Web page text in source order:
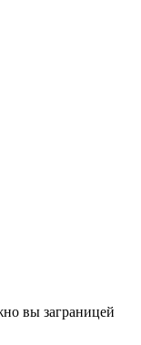
вы заграницей